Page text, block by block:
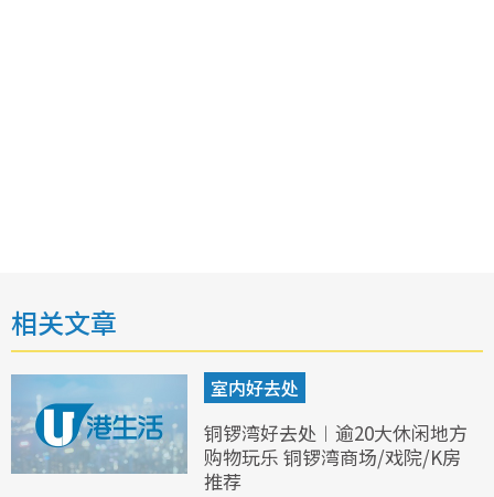
相关文章
室内好去处
铜锣湾好去处︱逾20大休闲地方
购物玩乐 铜锣湾商场/戏院/K房
推荐